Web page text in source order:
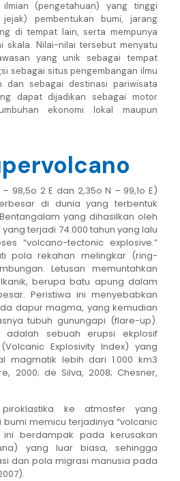
(pengetahuan) yang tinggi
pembentukan bumi, jarang
di tempat lain, serta mempunya
skala. Nilai-nilai tersebut menyatu
yang unik sebagai tempat
sebagai situs pengembangan ilmu
dan sebagai destinasi pariwisata
dapat dijadikan sebagai motor
ekonomi lokal maupun
98,5o 2 E dan 2,35o N – 99,1o E)
di dunia yang terbentuk
yang dihasilkan oleh
terjadi 74.000 tahun yang lalu
“volcano-tectonic explosive.”
pola rekahan melingkar (ring-
Letusan memuntahkan
berupa batu apung dalam
Peristiwa ini menyebabkan
dapur magma, yang kemudian
tubuh gunungapi (flare-up).
adalah sebuah erupsi ekplosif
Explosivity Index) yang
magmatik lebih dari 1.000 km3
2000; de Silva, 2008; Chesner,
ke atmosfer yang
memicu terjadinya “volcanic
ini berdampak pada kerusakan
yang luar biasa, sehingga
dan pola migrasi manusia pada